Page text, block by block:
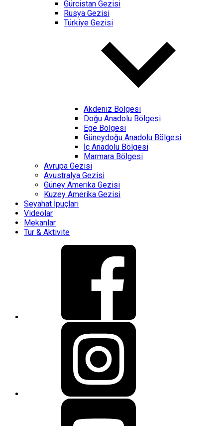
Gürcistan Gezisi
Rusya Gezisi
Türkiye Gezisi
Akdeniz Bölgesi
Doğu Anadolu Bölgesi
Ege Bölgesi
Güneydoğu Anadolu Bölgesi
İç Anadolu Bölgesi
Marmara Bölgesi
Avrupa Gezisi
Avustralya Gezisi
Güney Amerika Gezisi
Kuzey Amerika Gezisi
Seyahat İpuçları
Videolar
Mekanlar
Tur & Aktivite